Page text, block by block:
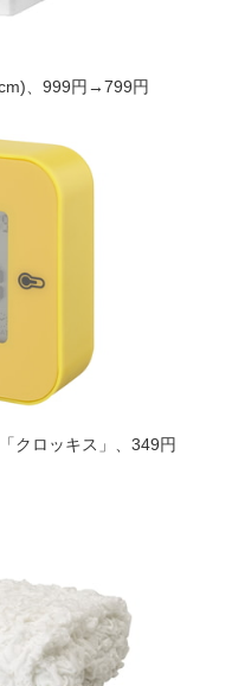
、999円→799円
クロッキス」、349円